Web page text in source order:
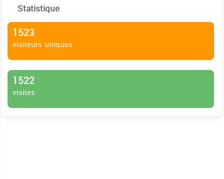
Statistique
1523
visiteurs uniques
1522
visites